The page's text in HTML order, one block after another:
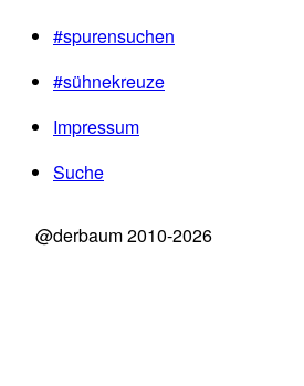
#spurensuchen
#sühnekreuze
Impressum
Suche
@derbaum 2010-2026